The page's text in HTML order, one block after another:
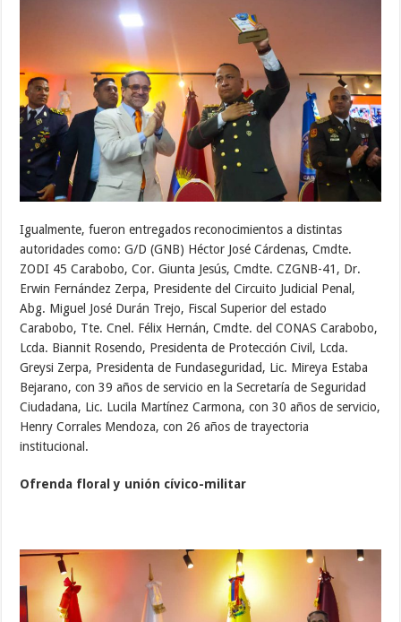
Igualmente, fueron entregados reconocimientos a distintas
autoridades como: G/D (GNB) Héctor José Cárdenas, Cmdte.
ZODI 45 Carabobo, Cor. Giunta Jesús, Cmdte. CZGNB-41, Dr.
Erwin Fernández Zerpa, Presidente del Circuito Judicial Penal,
Abg. Miguel José Durán Trejo, Fiscal Superior del estado
Carabobo, Tte. Cnel. Félix Hernán, Cmdte. del CONAS Carabobo,
Lcda. Biannit Rosendo, Presidenta de Protección Civil, Lcda.
Greysi Zerpa, Presidenta de Fundaseguridad, Lic. Mireya Estaba
Bejarano, con 39 años de servicio en la Secretaría de Seguridad
Ciudadana, Lic. Lucila Martínez Carmona, con 30 años de servicio,
Henry Corrales Mendoza, con 26 años de trayectoria
institucional.
Ofrenda floral y unión cívico-militar